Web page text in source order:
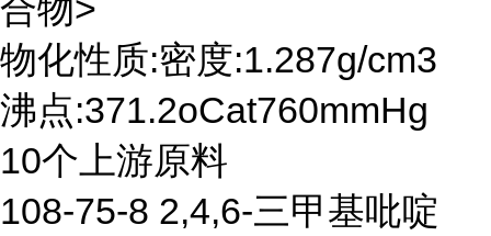
合物>
物化性质:密度:1.287g/cm3
沸点:371.2oCat760mmHg
10个上游原料
108-75-8 2,4,6-三甲基吡啶